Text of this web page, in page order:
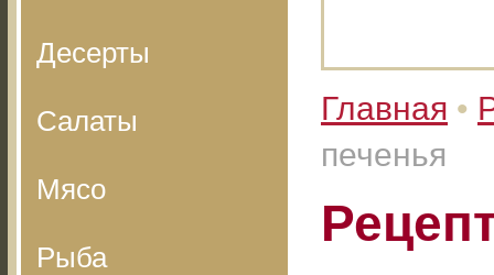
Десерты
Салаты
Мясо
Рыба
Главная •
печенья